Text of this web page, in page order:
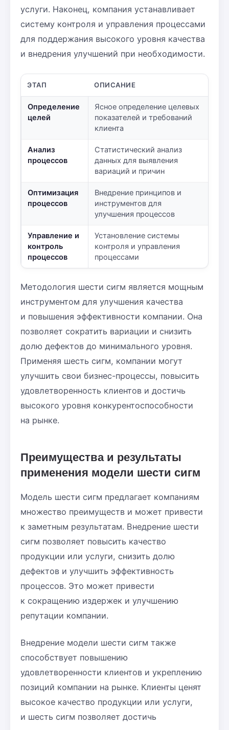
услуги. Наконец, компания устанавливает
систему контроля и управления процессами
для поддержания высокого уровня качества
и внедрения улучшений при необходимости.
ЭТАП ОПИСАНИЕ
Определение
целей
Ясное определение целевых
показателей и требований
клиента
Анализ
процессов
Статистический анализ
данных для выявления
вариаций и причин
Оптимизация
процессов
Внедрение принципов и
инструментов для
улучшения процессов
Управление и
контроль
процессов
Установление системы
контроля и управления
процессами
Методология шести сигм является мощным
инструментом для улучшения качества
и повышения эффективности компании. Она
позволяет сократить вариации и снизить
долю дефектов до минимального уровня.
Применяя шесть сигм, компании могут
улучшить свои бизнес-процессы, повысить
удовлетворенность клиентов и достичь
высокого уровня конкурентоспособности
на рынке.
Преимущества и результаты
применения модели шести сигм
Модель шести сигм предлагает компаниям
множество преимуществ и может привести
к заметным результатам. Внедрение шести
сигм позволяет повысить качество
продукции или услуги, снизить долю
дефектов и улучшить эффективность
процессов. Это может привести
к сокращению издержек и улучшению
репутации компании.
Внедрение модели шести сигм также
способствует повышению
удовлетворенности клиентов и укреплению
позиций компании на рынке. Клиенты ценят
высокое качество продукции или услуги,
и шесть сигм позволяет достичь